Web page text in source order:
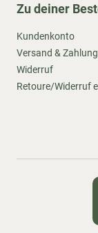
Zu deiner
Kundenkonto
Versand & Zahlung
Widerruf
Retoure/Widerruf